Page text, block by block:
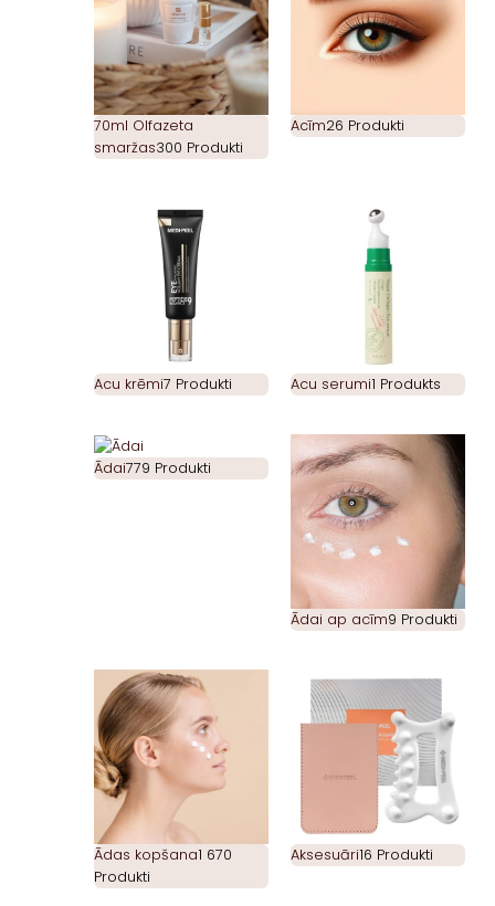
70ml Olfazeta
smaržas300 Produkti
Acīm26 Produkti
Acu krēmi7 Produkti Acu serumi1 Produkts
Ādai779 Produkti
Ādai ap acīm9 Produkti
Ādas kopšana1 670
Produkti
Aksesuāri16 Produkti